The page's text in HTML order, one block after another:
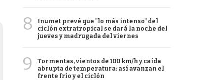
8
Inumet prevé que "lo más intenso" del
ciclón extratropical se dará la noche del
jueves y madrugada del viernes
9
Tormentas, vientos de 100 km/h y caída
abrupta de temperatura: así avanzan el
frente frío y el ciclón